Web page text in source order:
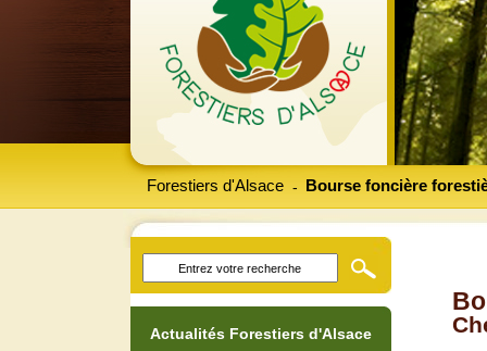
Forestiers d'Alsace Bourse foncière
-
Actualités Forestiers d'Alsace